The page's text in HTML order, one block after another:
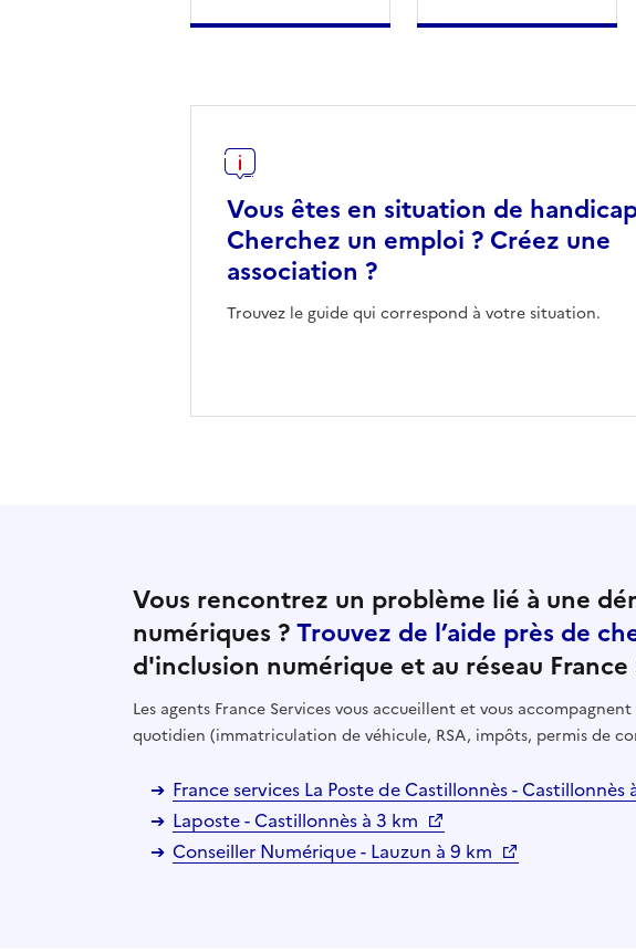
Vous êtes en situation de
Cherchez un emploi ? Créez une
association ?
Trouvez le guide qui correspond à votre situation.
Vous rencontrez un problème lié à une
numériques ?Trouvez de l’aide près de
d'inclusion numérique et au réseau France
Les agents France Services vous accueillent et vous
quotidien (immatriculation de véhicule, RSA, impôts, permis de
France services La Poste de Castillonnès - Castillonnès
Laposte - Castillonnès à 3 km
Conseiller Numérique - Lauzun à 9 km